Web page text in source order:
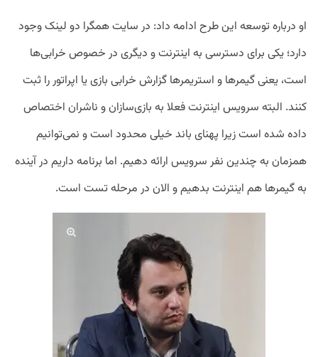
او درباره توسعه این طرح ادامه داد: در سایت همگرا دو لینک وجود
دارد؛ یکی برای دسترسی به اینترنت و دیگری در خصوص خرابی‌ها
است، یعنی گیمرها و استریمرها گزارش خرابی بازی یا اپراتور را ثبت
کنند. البته سرویس اینترنت فعلا به بازی‌سازان و ناشران اختصاص
داده شده است زیرا پهنای باند خیلی محدود است و نمی‌توانیم
همزمان به چندین نفر سرویس ارائه دهیم. اما برنامه داریم در آینده
به گیمرها هم اینترنت بدهیم و الان در مرحله تست است.